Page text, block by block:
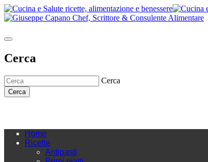
Cerca
Cerca
Cerca
Home
Ricette
Antipasti